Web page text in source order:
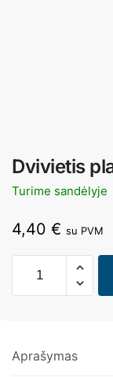
Dvivietis
Turime sandėlyje
4,40 € su PVM
Aprašymas